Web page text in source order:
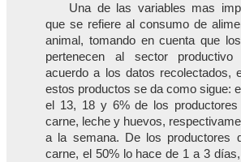
Una de las variables mas
que se refiere al consumo de
animal, tomando en cuenta que
pertenecen al sector productivo
acuerdo a los datos recolectados,
estos productos se da como sigue:
el 13, 18 y 6% de los productores
carne, leche y huevos,
a la semana. De los productores
carne, el 50% lo hace de 1 a 3